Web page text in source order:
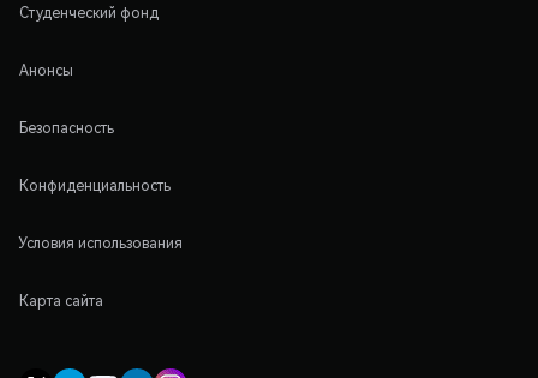
Студенческий фонд
Анонсы
Безопасность
Конфиденциальность
Условия использования
Карта сайта